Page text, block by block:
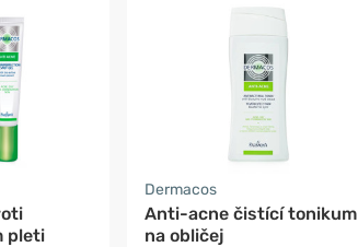
pleti
Dermacos
Anti-acne čistící tonikum
na obličej